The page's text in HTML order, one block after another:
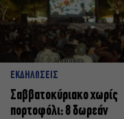
ΕΚΔΗΛΩΣΕΙΣ
Σαββατοκύριακο χωρίς
πορτοφόλι: 8 δωρεάν